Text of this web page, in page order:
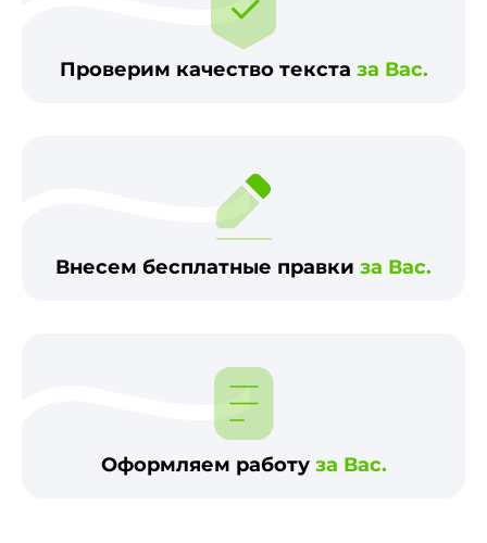
Проверим качество текста за Вас.
Внесем бесплатные правки за Вас.
Оформляем работу за Вас.